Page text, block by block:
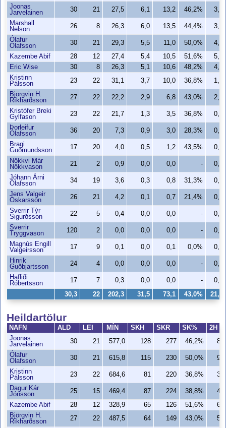
Heildartölur
NAFN ALD LEI MÍN SKH SKR SK%
2H
Joonas
Jarvelainen
30 21 577,0 128 277 46,2%
80
Ólafur
Ólafsson
30 21 615,8 115 230 50,0%
91
Kristinn
Pálsson
23 22 684,6 81 220 36,8%
35
Dagur Kár
Jónsson
25 15 469,4 87 224 38,8%
48
Kazembe Abif
28 12 328,9 65 126 51,6%
61
Björgvin H.
Ríkharðsson
27 22 487,5 64 149 43,0%
52
Joonas
Jarvelainen
30 21 27,5 6,1 13,2 46,2%
3,8
Marshall
Nelson
26 8 26,3 6,0 13,5 44,4%
3,4
Ólafur
Ólafsson
30 21 29,3 5,5 11,0 50,0%
4,3
Kazembe Abif
28 12 27,4 5,4 10,5 51,6%
5,1
Eric Wise
30 8 26,3 5,1 10,6 48,2%
4,5
Kristinn
Pálsson
23 22 31,1 3,7 10,0 36,8%
1,6
Björgvin H.
Ríkharðsson
27 22 22,2 2,9 6,8 43,0%
2,4
Kristófer Breki
Gylfason
23 22 21,7 1,3 3,5 36,8%
0,5
Þorleifur
Ólafsson
36 20 7,3 0,9 3,0 28,3%
0,5
Bragi
Guðmundsson
17 20 4,0 0,5 1,2 43,5%
0,4
Nökkvi Már
Nökkvason
21 2 0,9 0,0 0,0 -
0,0
Jóhann Árni
Ólafsson
34 19 3,6 0,3 0,8 31,3%
0,2
Jens Valgeir
Óskarsson
26 21 4,2 0,1 0,7 21,4%
0,1
Sverrir Týr
Sigurðsson
22 5 0,4 0,0 0,0 -
0,0
Sverrir
Tryggvason
120 2 0,0 0,0 0,0 -
0,0
Magnús Engill
Valgeirsson
17 9 0,1 0,0 0,1 0,0%
0,0
Hinrik
Guðbjartsson
24 4 0,0 0,0 0,0 -
0,0
Hafliði
Róbertsson
17 7 0,3 0,0 0,0 - 0,0
30,3 22 202,3 31,5 73,1 43,0% 21,2